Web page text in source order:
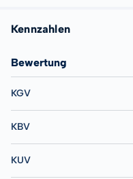
Kennzahlen
Bewertung
KGV
KBV
KUV